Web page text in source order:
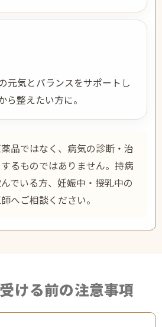
元気とバランスをサポートし
ら整えたい方に。
品ではなく、病気の診断・治
るものではありません。持病
でいる方、妊娠中・授乳中の
へご相談ください。
ける前の注意事項